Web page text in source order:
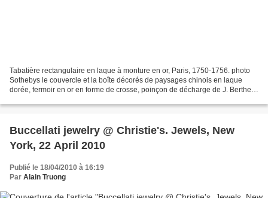
Tabatière rectangulaire en laque à monture en or, Paris, 1750-1756. photo
Sothebys le couvercle et la boîte décorés de paysages chinois en laque
dorée, fermoir en or en forme de crosse, poinçon de décharge de J. Berthe -
Buccellati jewelry @ Christie's. Jewels, New
York, 22 April 2010
Publié le 18/04/2010 à 16:19
Par Alain Truong